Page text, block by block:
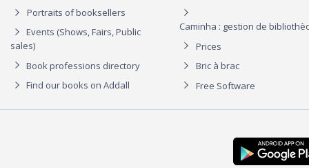
Portraits of booksellers
Events (Shows, Fairs, Public
sales)
Book professions directory
Find our books on Addall
Caminha : gestion de
Prices
Bric à brac
Free Software